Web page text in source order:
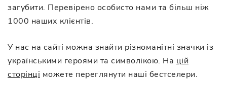
загубити. Перевірено особисто нами та більш ніж
1000 наших клієнтів.
У нас на сайті можна знайти різноманітні значки із
українськими героями та символікою. На цій
сторінці можете переглянути наші бестселери.